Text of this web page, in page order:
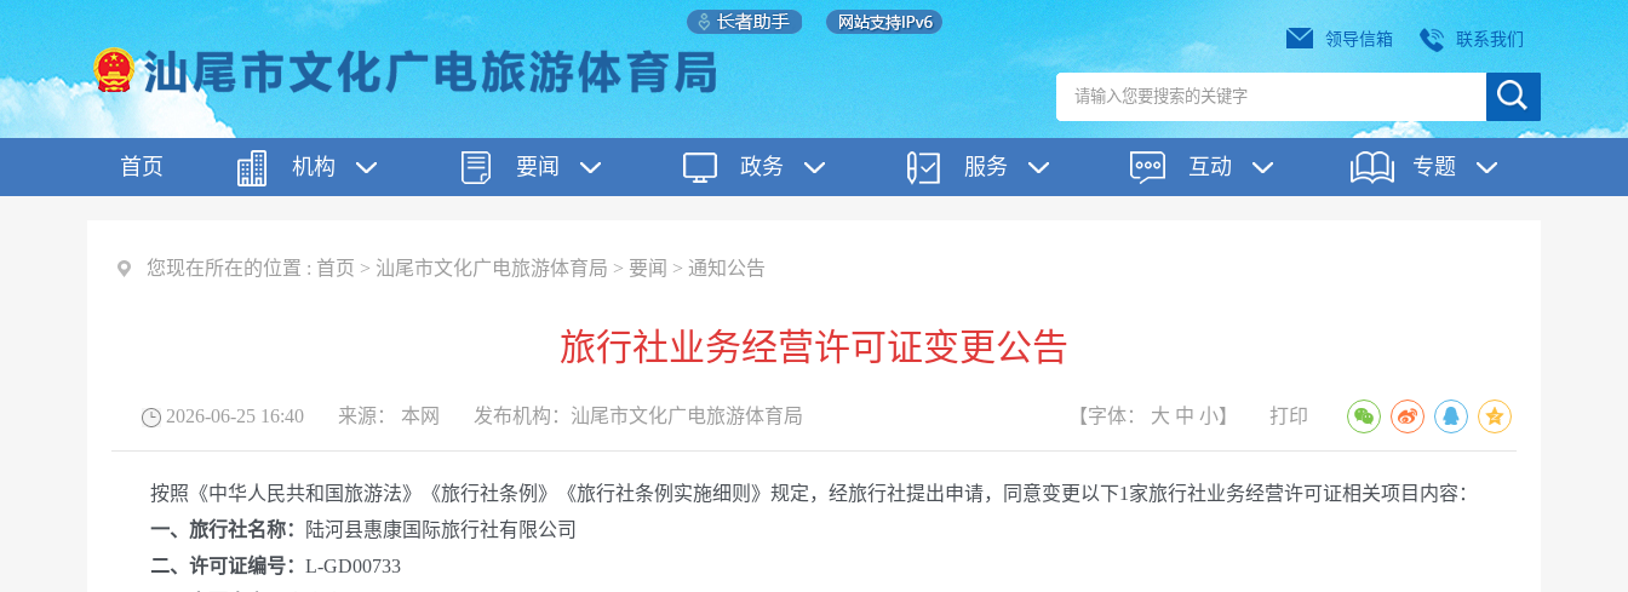
领导信箱 联系我们
首页 机构 要闻 政务 服务 互动 专题
您现在所在的位置 : 首页 > 汕尾市文化广电旅游体育局 > 要闻 > 通知公告
旅行社业务经营许可证变更公告
2026-06-25 16:40 来源： 本网 发布机构： 汕尾市文化广电旅游体育局 【字体： 大 中 小】 打印
按照《中华人民共和国旅游法》《旅行社条例》《旅行社条例实施细则》规定，经旅行社提出申请，同意变更以下1家旅行社业务经营许可证相关项目内容：
一、 旅行社名称：
陆河县惠康国际旅行社有限公司
二、 许可证编号： L-GD00733